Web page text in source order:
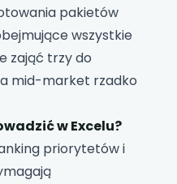
pakietów
wszystkie
zająć trzy do
mid-market rzadko
w Excelu?
priorytetów i